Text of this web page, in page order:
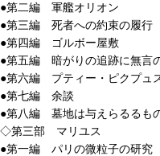
●第二編 軍艦オリオン
●第三編 死者への約束の履行
●第四編 ゴルボー屋敷
●第五編 暗がりの追跡に無言
●第六編 プティー・ピクプュ
●第七編 余談
●第八編 墓地は与えらるるも
◇第三部 マリユス
●第一編 パリの微粒子の研究